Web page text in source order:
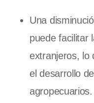
Una
puede facilitar
extranjeros, lo
el desarrollo
agropecuarios.